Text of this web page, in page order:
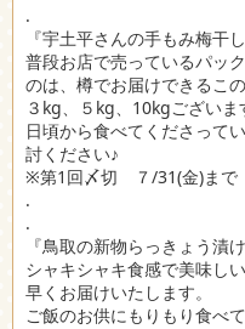
.
『宇土平さんの手もみ梅干し
普段お店で売っているパッ
のは、樽でお届けできるこ
３kg、５kg、10kgございま
日頃から食べてくださって
討ください♪
※第1回〆切 ７/31(金)まで
.
.
『鳥取の新物らっきょう漬け
シャキシャキ食感で美味し
早くお届けいたします。
ご飯のお供にもりもり食べ